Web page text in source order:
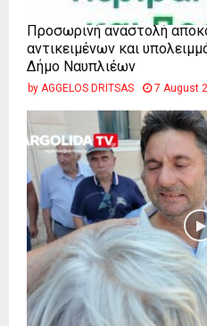
Προσωρινή αναστολή
αντικειμένων και
Δήμο Ναυπλιέων
by AGGELOS DRITSAS 7 August